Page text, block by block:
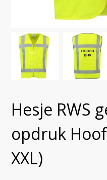
Hesje RWS
opdruk
XXL)